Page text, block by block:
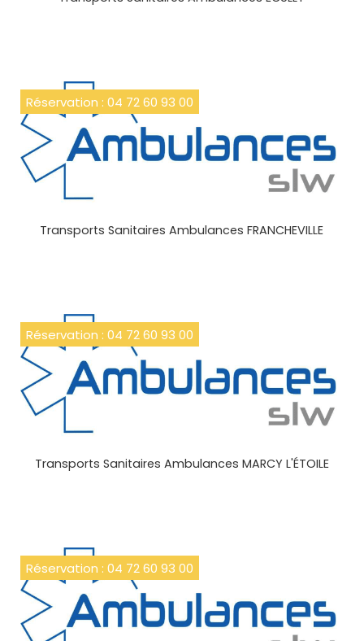
Réservation : 04 72 60 93 00
Transports Sanitaires Ambulances FRANCHEVILLE
Réservation : 04 72 60 93 00
Transports Sanitaires Ambulances MARCY L'ÉTOILE
Réservation : 04 72 60 93 00